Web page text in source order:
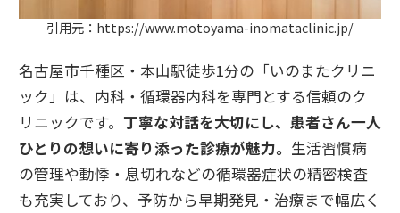
引用元：https://www.motoyama-inomataclinic.jp/
名古屋市千種区・本山駅徒歩1分の「いのまたクリニ
ック」は、内科・循環器内科を専門とする信頼のク
リニックです。 丁寧な対話を大切にし、患者さん一人
ひとりの想いに寄り添った診療が魅力。 生活習慣病
の管理や動悸・息切れなどの循環器症状の精密検査
も充実しており、予防から早期発見・治療まで幅広く